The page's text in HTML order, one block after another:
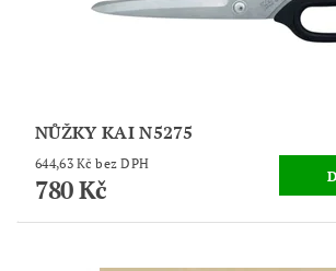
NŮŽKY KAI N5275
644,63 Kč bez DPH
780 Kč